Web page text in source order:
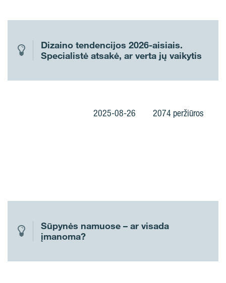
Dizaino tendencijos 2026-aisiais.
Specialistė atsakė, ar verta jų vaikytis
2025-08-26 2074 peržiūros
Sūpynės namuose – ar visada
įmanoma?